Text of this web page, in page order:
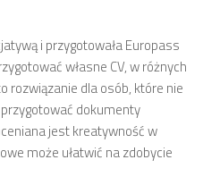
i przygotowała Europass
własne CV, w różnych
rozwiązanie dla osób, które nie
dokumenty
jest kreatywność w
może ułatwić na zdobycie